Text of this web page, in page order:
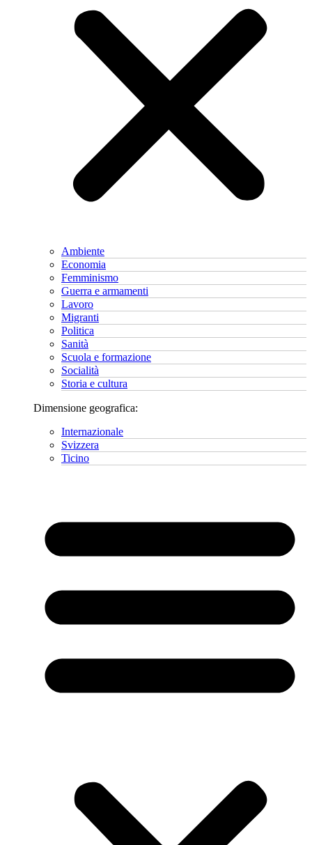
Ambiente
Economia
Femminismo
Guerra e armamenti
Lavoro
Migranti
Politica
Sanità
Scuola e formazione
Socialità
Storia e cultura
Dimensione geografica:
Internazionale
Svizzera
Ticino